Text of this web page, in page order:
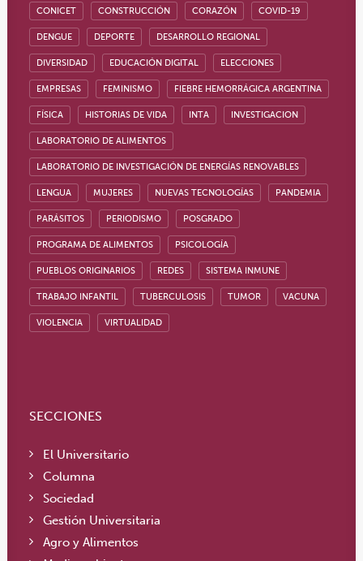
CONICET CONSTRUCCIÓN CORAZÓN COVID-19
DENGUE DEPORTE DESARROLLO REGIONAL
DIVERSIDAD EDUCACIÓN DIGITAL ELECCIONES
EMPRESAS FEMINISMO FIEBRE HEMORRÁGICA ARGENTINA
FÍSICA HISTORIAS DE VIDA INTA INVESTIGACION
LABORATORIO DE ALIMENTOS
LABORATORIO DE INVESTIGACIÓN DE ENERGÍAS RENOVABLES
LENGUA MUJERES NUEVAS TECNOLOGÍAS PANDEMIA
PARÁSITOS PERIODISMO POSGRADO
PROGRAMA DE ALIMENTOS PSICOLOGÍA
PUEBLOS ORIGINARIOS REDES SISTEMA INMUNE
TRABAJO INFANTIL TUBERCULOSIS TUMOR VACUNA
VIOLENCIA VIRTUALIDAD
SECCIONES
El Universitario
Columna
Sociedad
Gestión Universitaria
Agro y Alimentos